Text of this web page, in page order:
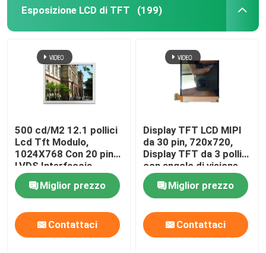
Barra tipo TFT
Esposizione LCD di alta luminosità
Display LCD COB
Luce solare TFT leggibile
Esposizione LCD di TFT (199)
500 cd/M2 12.1 pollici
Lcd Tft Modulo,
1024X768 Con 20 pin
LVDS Interfaccia
Miglior prezzo
Contattaci
Display TFT LCD MIPI
da 30 pin, 720x720,
Display TFT da 3 pollici
con angolo di visione
libero
Miglior prezzo
Contattaci